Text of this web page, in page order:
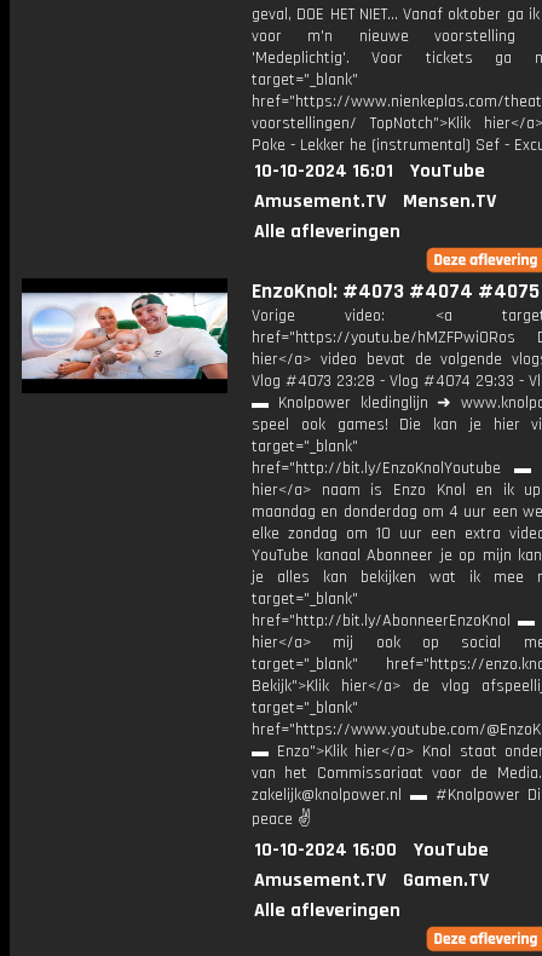
geval, DOE HET NIET… Vanaf oktober ga
voor m'n nieuwe voorstelling
'Medeplichtig'. Voor tickets ga
target="_blank"
href="https://www.nienkeplas.com/
voorstellingen/ TopNotch">Klik hier</
Poke - Lekker he (instrumental) Sef -
10-10-2024 16:01
YouTube
Amusement.TV
Mensen.TV
Alle afleveringen
EnzoKnol: #4073 #4074 #4075
Vorige video: <a
href="https://youtu.be/hMZFPwi0Ros
hier</a> video bevat de volgende
Vlog #4073 23:28 - Vlog #4074 29:33 -
▬ Knolpower kledinglijn ➜
speel ook games! Die kan je hier
target="_blank"
href="http://bit.ly/EnzoKnolYoutube ▬
hier</a> naam is Enzo Knol en ik
maandag en donderdag om 4 uur een
elke zondag om 10 uur een extra
YouTube kanaal Abonneer je op mijn
je alles kan bekijken wat ik mee
target="_blank"
href="http://bit.ly/AbonneerEnzoKnol ▬
hier</a> mij ook op social
target="_blank" href="https://
Bekijk">Klik hier</a> de vlog
target="_blank"
href="https://www.youtube.com/
▬ Enzo">Klik hier</a> Knol staat
van het Commissariaat voor de
zakelijk@knolpower.nl ▬ #Knolpower
peace ✌
10-10-2024 16:00
YouTube
Amusement.TV
Gamen.TV
Alle afleveringen